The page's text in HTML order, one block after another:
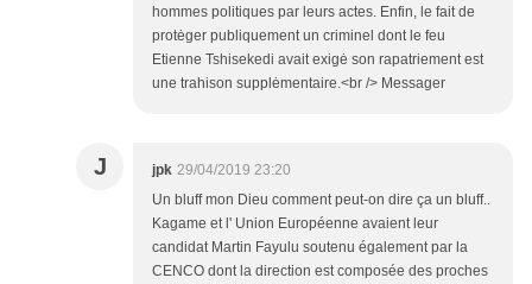
hommes politiques par leurs actes. Enfin, le fait de
protėger publiquement un criminel dont le feu
Etienne Tshisekedi avait exigė son rapatriement est
une trahison supplėmentaire.<br /> Messager
J jpk 29/04/2019 23:20
Un bluff mon Dieu comment peut-on dire ça un bluff..
Kagame et l' Union Européenne avaient leur
candidat Martin Fayulu soutenu également par la
CENCO dont la direction est composée des proches